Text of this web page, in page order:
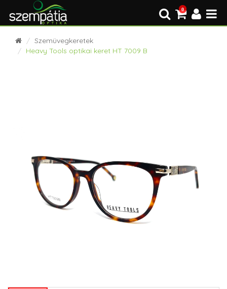
0
Szemüvegkeretek
Heavy Tools optikai keret HT 7009 B